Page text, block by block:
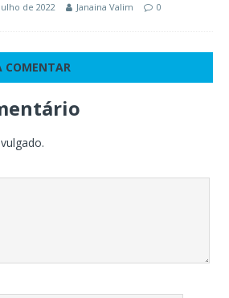
de 2022 Janaina Valim 0
COMENTAR